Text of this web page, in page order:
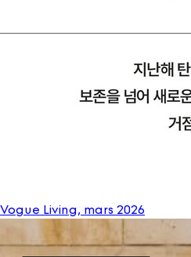
Vogue Living, mars 2026